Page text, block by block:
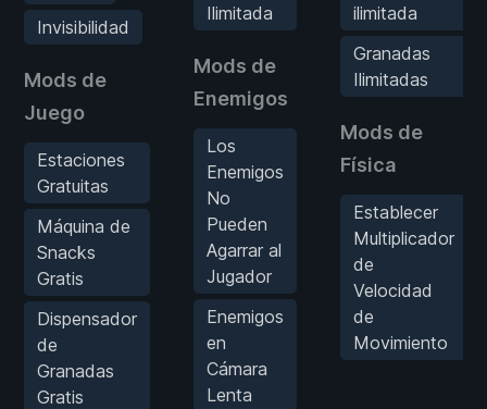
Invisibilidad
Mods de
Juego
Estaciones
Gratuitas
Máquina de
Snacks
Gratis
Dispensador
de
Granadas
Gratis
Ilimitada
Mods de
Enemigos
Los
Enemigos
No
Pueden
Agarrar al
Jugador
Enemigos
en
Cámara
Lenta
ilimitada
Granadas
Ilimitadas
Mods de
Física
Establecer
Multiplicador
de
Velocidad
de
Movimiento